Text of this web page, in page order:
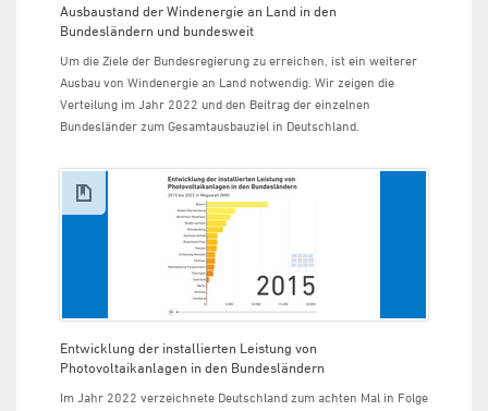
Ausbaustand der Windenergie an Land in den
Bundesländern und bundesweit
Um die Ziele der Bundesregierung zu erreichen, ist ein weiterer
Ausbau von Windenergie an Land notwendig. Wir zeigen die
Verteilung im Jahr 2022 und den Beitrag der einzelnen
Bundesländer zum Gesamtausbauziel in Deutschland.
Entwicklung der installierten Leistung von
Photovoltaikanlagen in den Bundesländern
Im Jahr 2022 verzeichnete Deutschland zum achten Mal in Folge